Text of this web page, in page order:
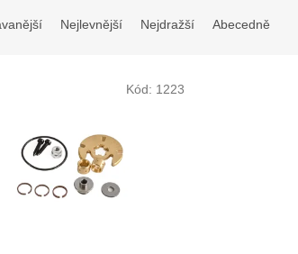
Nejlevnější Nejdražší Abecedně
Kód: 1223